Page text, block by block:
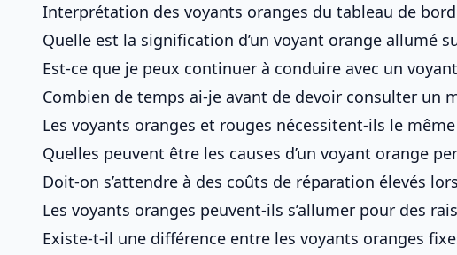
Interprétation des voyants oranges du tableau de bord
Quelle est la signification d’un voyant orange allumé
Est-ce que je peux continuer à conduire avec un
Combien de temps ai-je avant de devoir consulter un
Les voyants oranges et rouges nécessitent-ils le même
Quelles peuvent être les causes d’un voyant orange
Doit-on s’attendre à des coûts de réparation élevés
Les voyants oranges peuvent-ils s’allumer pour des
Existe-t-il une différence entre les voyants oranges